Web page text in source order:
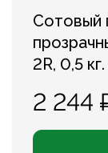
Сотовый
2R, 0,5
2 244